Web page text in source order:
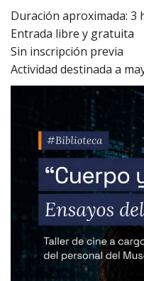
Duración aproximada: 3
Entrada libre y gratuita
Sin inscripción previa
Actividad destinada a